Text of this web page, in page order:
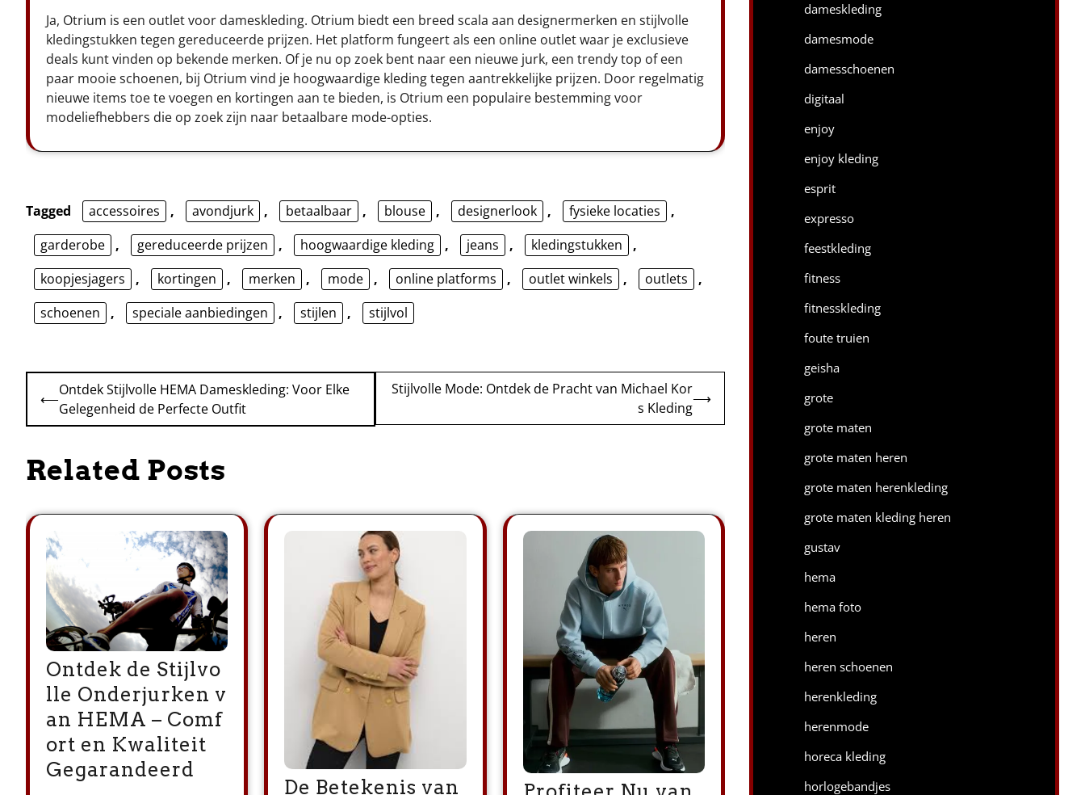
Ja, Otrium is een outlet voor dameskleding. Otrium biedt een breed scala aan designermerken en stijlvolle
kledingstukken tegen gereduceerde prijzen. Het platform fungeert als een online outlet waar je exclusieve
deals kunt vinden op bekende merken. Of je nu op zoek bent naar een nieuwe jurk, een trendy top of een
paar mooie schoenen, bij Otrium vind je hoogwaardige kleding tegen aantrekkelijke prijzen. Door regelmatig
nieuwe items toe te voegen en kortingen aan te bieden, is Otrium een populaire bestemming voor
modeliefhebbers die op zoek zijn naar betaalbare mode-opties.
Tagged accessoires , avondjurk , betaalbaar , blouse , designerlook , fysieke locaties
,
garderobe
, gereduceerde prijzen , hoogwaardige kleding , jeans , kledingstukken
,
koopjesjagers
, kortingen , merken , mode , online platforms , outlet winkels , outlets
,
schoenen
, speciale aanbiedingen , stijlen , stijlvol
Bericht
navigatie
⟵
Ontdek Stijlvolle HEMA Dameskleding: Voor Elke
Gelegenheid de Perfecte Outfit
Stijlvolle Mode: Ontdek de Pracht van Michael Kor
s Kleding
⟶
Related Posts
Ontdek de Stijlvo
lle Onderjurken v
an HEMA – Comf
ort en Kwaliteit
Gegarandeerd
De Betekenis van
dameskleding
damesmode
damesschoenen
digitaal
enjoy
enjoy kleding
esprit
expresso
feestkleding
fitness
fitnesskleding
foute truien
geisha
grote
grote maten
grote maten heren
grote maten herenkleding
grote maten kleding heren
gustav
hema
hema foto
heren
heren schoenen
herenkleding
herenmode
horeca kleding
horlogebandjes